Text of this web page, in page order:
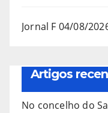
Jornal F 04/08/
Artigos
No concelho do